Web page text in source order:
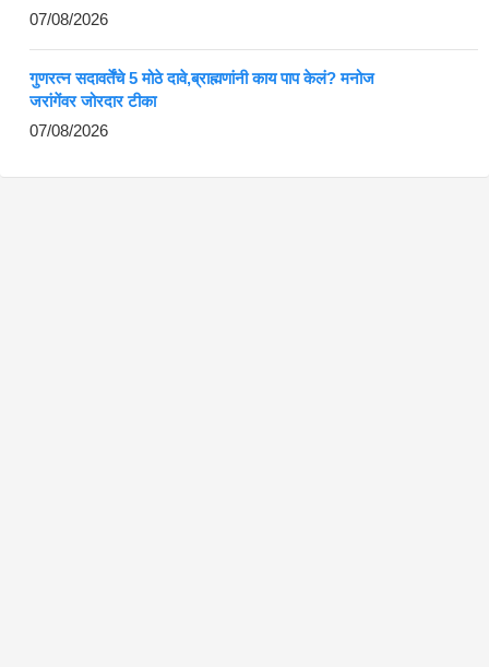
07/08/2026
गुणरत्न सदावर्तेंचे 5 मोठे दावे,ब्राह्मणांनी काय पाप केलं? मनोज
जरांगेंवर जोरदार टीका
07/08/2026